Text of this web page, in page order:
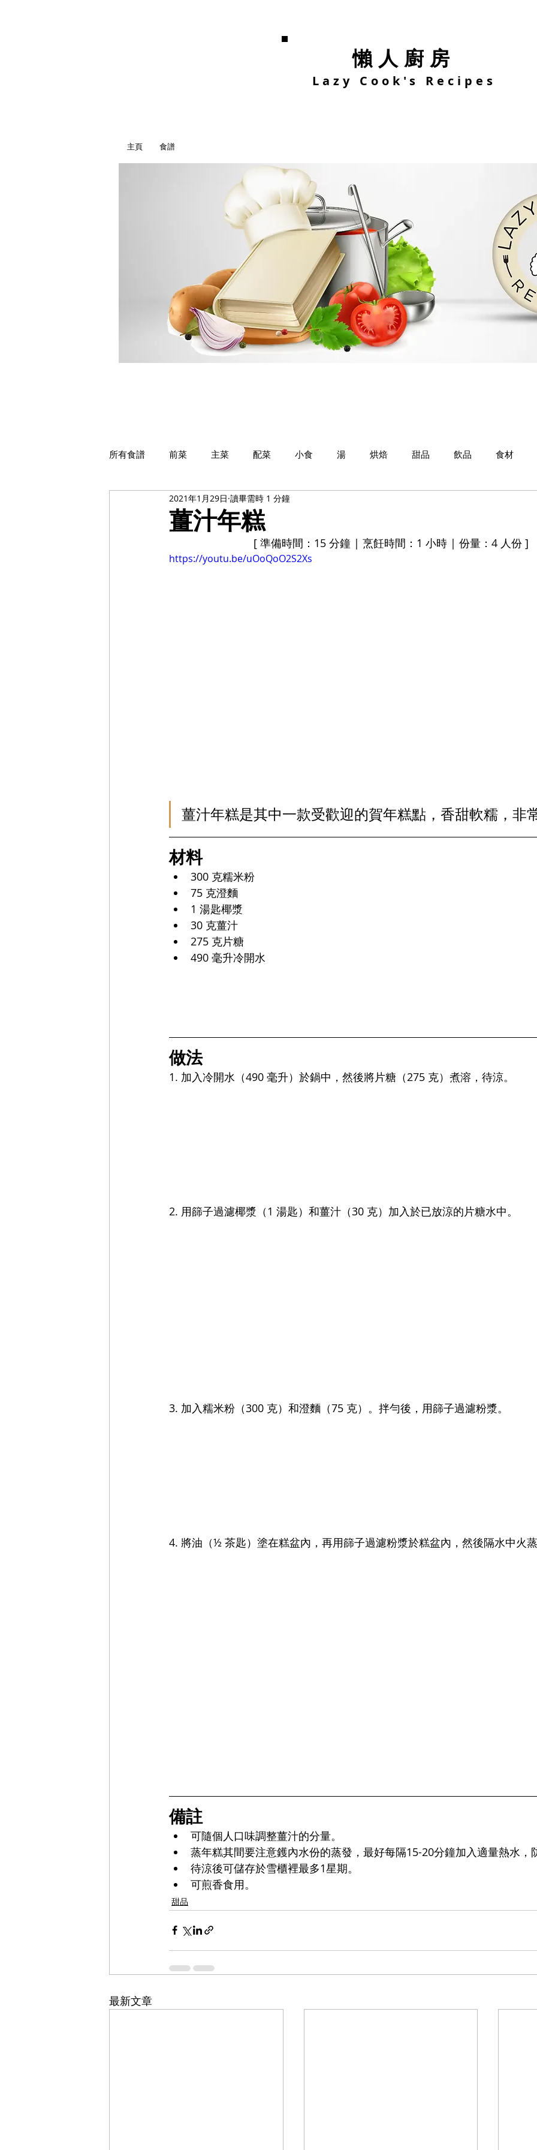
懶人廚房
Lazy Cook's Recipes
主頁 食譜
所有食譜 前菜 主菜 配菜 小食 湯 烘焙 甜品 飲品 食材
薑汁年糕
2021年1月29日 讀畢需時 1 分鐘
[ 準備時間：15 分鐘 | 烹飪時間：1 小時 | 份量：4 人份 ]
https://youtu.be/uOoQoO2S2Xs
薑汁年糕是其中一款受歡迎的賀年糕點，香甜軟糯，非
材料
300 克糯米粉
75 克澄麵
1 湯匙椰漿
30 克薑汁
275 克片糖
490 毫升冷開水
做法
1. 加入冷開水（490 毫升）於鍋中，然後將片糖（275 克）煮溶，待涼。
2. 用篩子過濾椰漿（1 湯匙）和薑汁（30 克）加入於已放涼的片糖水中。
3. 加入糯米粉（300 克）和澄麵（75 克）。拌勻後，用篩子過濾粉漿。
4. 將油（½ 茶匙）塗在糕盆內，再用篩子過濾粉漿於糕盆內，然後隔水中火
備註
可隨個人口味調整薑汁的分量。
蒸年糕其間要注意鑊內水份的蒸發，最好每隔15-20分鐘加入適量熱水，
待涼後可儲存於雪櫃裡最多1星期。
可煎香食用。
甜品
最新文章